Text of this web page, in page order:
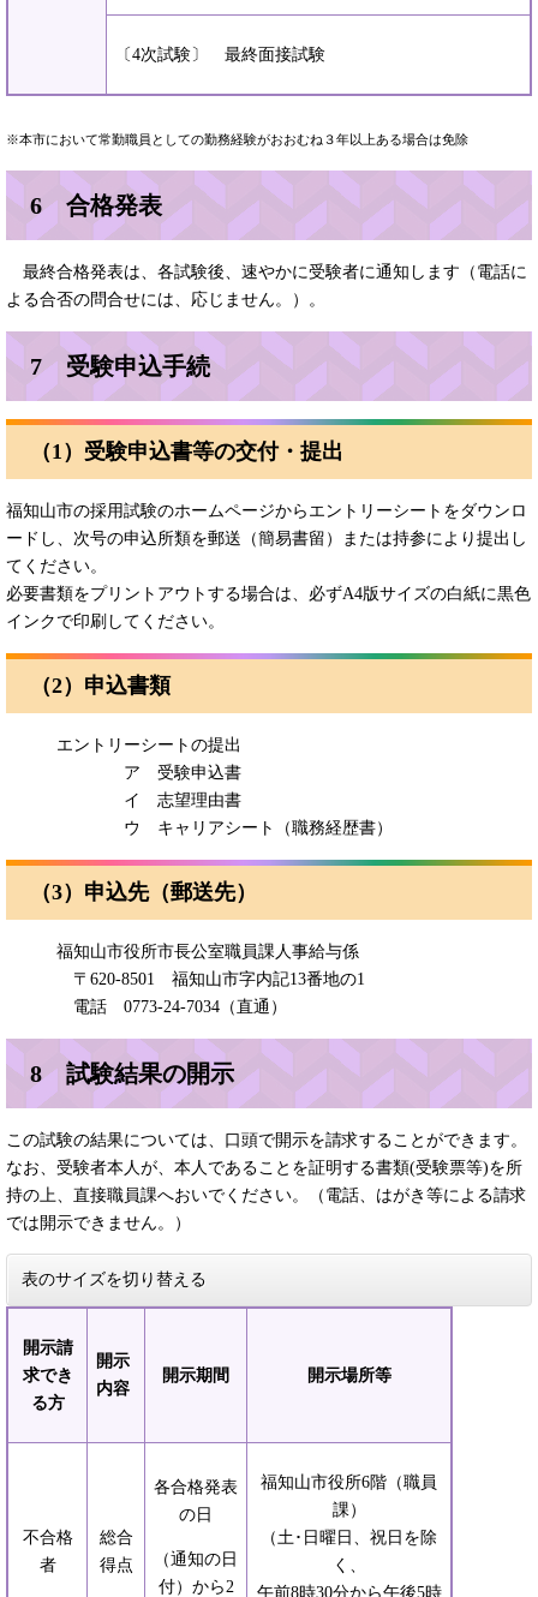
〔4次試験〕 最終面接試験
※本市において常勤職員としての勤務経験がおおむね３年以上ある場合は免除​
6 合格発表
最終合格発表は、各試験後、速やかに受験者に通知します（電話に
よる合否の問合せには、応じません。）。
7 受験申込手続
（1）受験申込書等の交付・提出
福知山市の採用試験のホームページからエントリーシートをダウンロ
ードし、次号の申込所類を郵送（簡易書留）または持参により提出し
てください。
必要書類をプリントアウトする場合は、必ずA4版サイズの白紙に黒色
インクで印刷してください。
（2）申込書類
エントリーシートの提出
ア 受験申込書
イ 志望理由書
ウ キャリアシート（職務経歴書）
（3）申込先（郵送先）
福知山市役所市長公室職員課人事給与係
〒620-8501 福知山市字内記13番地の1
電話 0773-24-7034（直通）
8 試験結果の開示
この試験の結果については、口頭で開示を請求することができます。
なお、受験者本人が、本人であることを証明する書類(受験票等)を所
持の上、直接職員課へおいでください。（電話、はがき等による請求
では開示できません。）
表のサイズを切り替える
開示請
求でき
る方
開示
内容
開示期間 開示場所等
不合格
者
総合
得点
各合格発表
の日
（通知の日
付）から2
福知山市役所6階（職員
課）
（土･日曜日、祝日を除
く、
午前8時30分から午後5時